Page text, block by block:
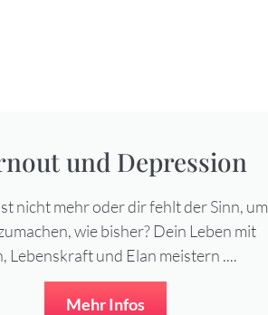
und Depression
nicht mehr oder dir fehlt der Sinn, um
wie bisher? Dein Leben mit
Lebenskraft und Elan meistern ....
Mehr Infos